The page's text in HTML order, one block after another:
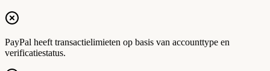
PayPal heeft transactielimieten op basis van accounttype en
verificatiestatus.